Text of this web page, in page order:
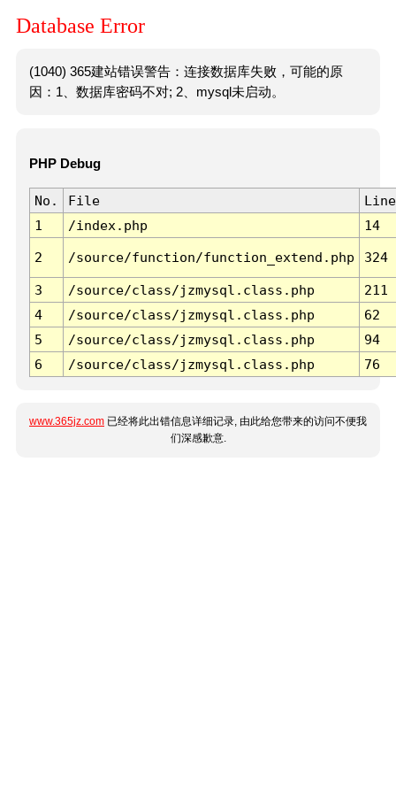
Database Error
(1040) 365建站错误警告：连接数据库失败，可能的原
因：1、数据库密码不对; 2、mysql未启动。
PHP Debug
No. File
Line
1
/index.php 14
2 /source/function/function_extend.php 324
3 /source/class/jzmysql.class.php
211
4
/source/class/jzmysql.class.php
62
5
/source/class/jzmysql.class.php
94
6
/source/class/jzmysql.class.php 76
www.365jz.com 已经将此出错信息详细记录, 由此给您带来的访问不便我
们深感歉意.